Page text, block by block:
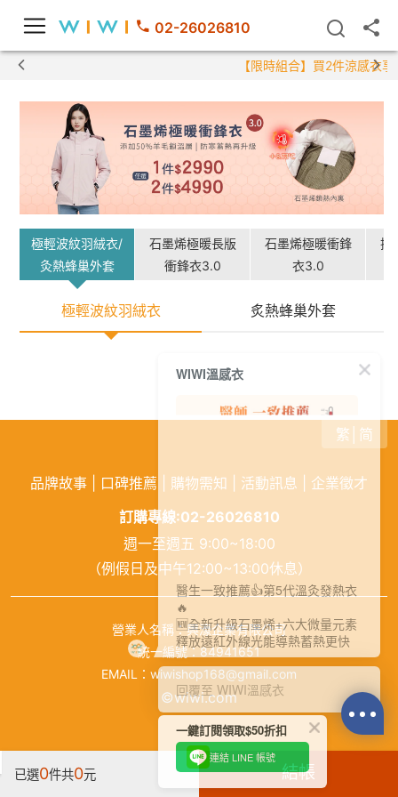
02-26026810
【限時組合】買2件涼感衣享兒童半
已選0件共0元 結帳
石墨烯極暖長版
衝鋒衣3.0
石墨烯極暖衝鋒
衣3.0
極輕波紋羽絨衣/
灸熱蜂巢外套
搖
極輕波紋羽絨衣 炙熱蜂巢外套
繁 简
品牌故事 口碑推薦 購物需知 活動訊息
企業徵才
訂購專線:02-26026810
週一至週五 9:00~18:00
（例假日及中午12:00~13:00休息）
營業人名稱：興濠企業有限公司
統一編號：84941651
EMAIL：wiwishop168@gmail.com
©wiwi.com
WIWI溫感衣
醫生一致推薦👍第5代溫灸發熱衣
🔥
🆕全新升級石墨烯+六大微量元素
釋放遠紅外線光能導熱蓄熱更快
回覆至 WIWI溫感衣
一鍵訂閱領取$50折扣
連結 LINE 帳號